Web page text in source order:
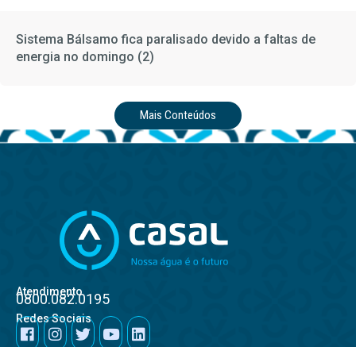
Sistema Bálsamo fica paralisado devido a faltas de
energia no domingo (2)
Mais Conteúdos
Atendimento
0800.082.0195
Redes Sociais